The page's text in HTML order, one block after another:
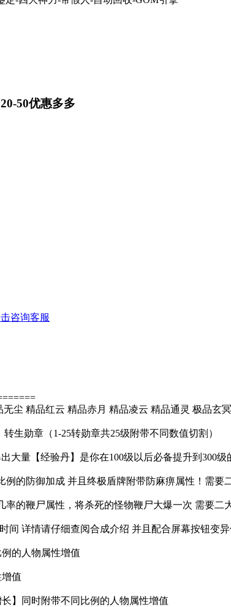
50优惠多多
尘 精品红云 精品赤月 精品凌云 精品通灵 极品玄
生勋章（1-25转勋章共25级附带不同数值切割）
大量【经验丹】是你在100级以后必备提升到300级
的防御加成 并且终极盾牌附带防麻痹属性！需要
的鞭尸属性，将杀死的怪物鞭尸大爆一次 需要二
间 详情请仔细查阅合成介绍 并且配合屏幕按钮变异
的人物属性增值
增值
】同时附带不同比例的人物属性增值